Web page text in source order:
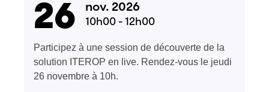
26 nov. 2026
10h00 - 12h00
Participez à une session de découverte de la
solution ITEROP en live. Rendez-vous le jeudi
26 novembre à 10h.